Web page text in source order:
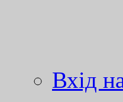
Вхід